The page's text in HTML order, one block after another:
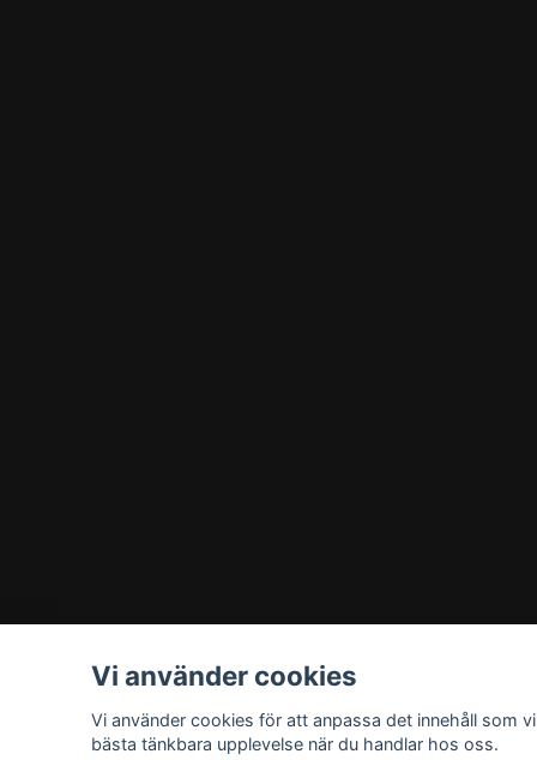
Vi använder cookies
Vi använder cookies för att anpassa det innehåll som
bästa tänkbara upplevelse när du handlar hos oss.